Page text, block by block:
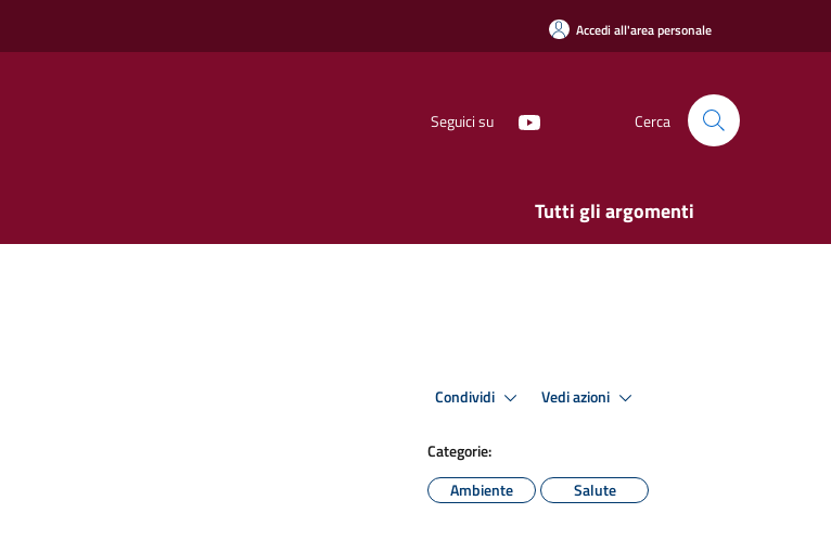
Accedi all'area personale
Seguici su Cerca
Tutti gli argomenti
Condividi Vedi azioni
Categorie:
Ambiente
Salute